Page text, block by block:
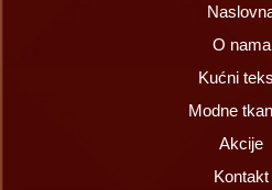
O nama
Kućni
Modne
Akcije
Kontakt